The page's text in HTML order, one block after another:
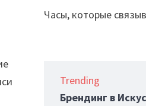
Часы, которые
Trending
Брендинг в